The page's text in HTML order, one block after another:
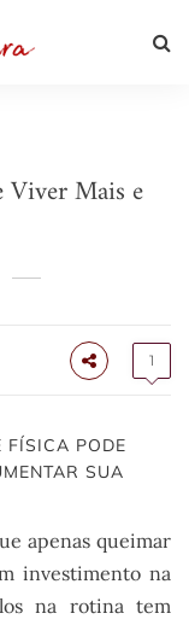
Viver Mais e
1
FÍSICA PODE
SUA
apenas queimar
investimento na
na rotina tem